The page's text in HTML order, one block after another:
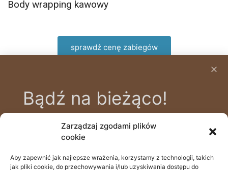
Zarządzaj zgodami plików
cookie
Aby zapewnić jak najlepsze wrażenia, korzystamy z technologii, takich
jak pliki cookie, do przechowywania i/lub uzyskiwania dostępu do
Body wrapping kawowy
sprawdź cenę zabiegów
505 111 690
Bądź na bieżąco!
Zapisz się na bezpłatny newsletter, aby
być na bieżąco z nowinkami i poradami
zdrowotnymi, prowadzonymi przez